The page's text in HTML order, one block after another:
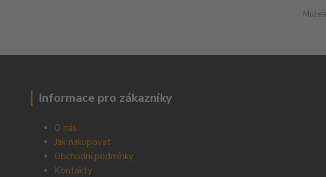
Informace pro zákazníky
O nás
Jak nakupovat
Obchodní podmínky
Kontakty